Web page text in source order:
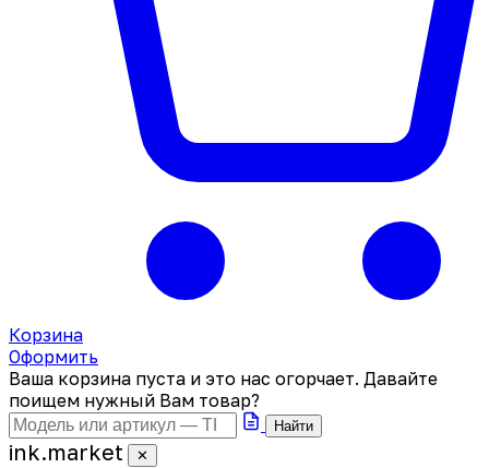
Корзина
Оформить
Ваша корзина пуста и это нас огорчает. Давайте
поищем нужный Вам товар?
Найти
ink.market ✕